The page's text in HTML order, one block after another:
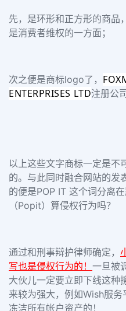
先，是环形和正方形的商品
是消费者维权的一方面；
次之便是商标logo了，
ENTERPRISES LTD注册公
以上这些文字商标一定是不
的。与此同时融合网站的发
的便是POP IT 这个词分离
（Popit）算侵权行为吗？
通过和刑事辩护律师确定 ，
写也是侵权行为的！ 一旦被
大伙儿一定要立即下线这种
来较为强大，例如Wish服
冻洁所有帐户资产的！